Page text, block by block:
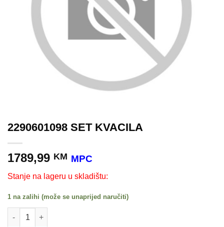
2290601098 SET KVACILA
1789,99 KM MPC
Stanje na lageru u skladištu:
1 na zalihi (može se unaprijed naručiti)
2290601098 SET KVACILA količina